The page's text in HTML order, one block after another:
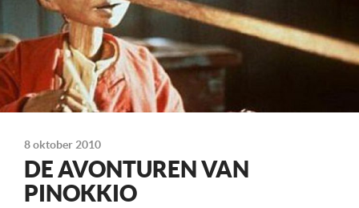
Bebe Neuwirth
Kleur, 96 minuten
Distributie
PolyGram Filmed Entertainment
vanaf 12 december
8 oktober 2010
DE AVONTUREN VAN
PINOKKIO